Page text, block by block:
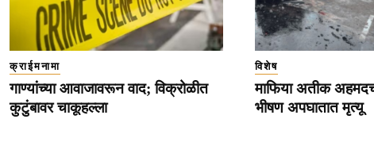
क्राईमनामा
गाण्यांच्या आवाजावरून वाद; विक्रोळीत
कुटुंबावर चाकूहल्ला
विशेष
माफिया अतीक
भीषण अपघातात मृत्यू